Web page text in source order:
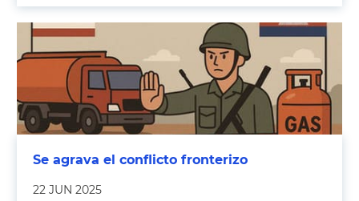
Se agrava el conflicto fronterizo
22 JUN 2025